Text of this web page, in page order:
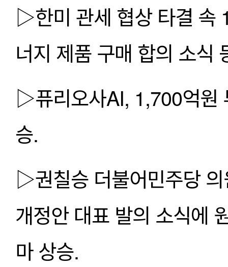
▷한미 관세 협상 타결 속
너지 제품 구매 합의 소식
▷퓨리오사AI, 1,700억원
승.
▷권칠승 더불어민주당
개정안 대표 발의 소식에
마 상승.